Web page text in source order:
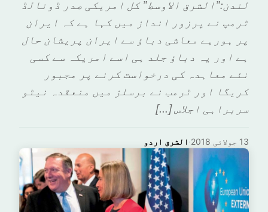
لندن:”الشرق الاوسط” کل امریکی صدر ڈونالڈ
ٹرمپ نے پرزور انداز میں کہا ہے کہ ایران
پر ہورہے معاشی دباؤ سے ایران پریشان حال
ہے اور یہ دباؤ جلد ہی اسے امریکہ سے کسی
نئے معاہدہ کی درخواست کرنے پر مجبور
کریگا اور ٹرمب نے برسلز میں منعقدہ نیٹو
سربراہی اجلاس […]
الشرق اردو · 13 جولائی 2018